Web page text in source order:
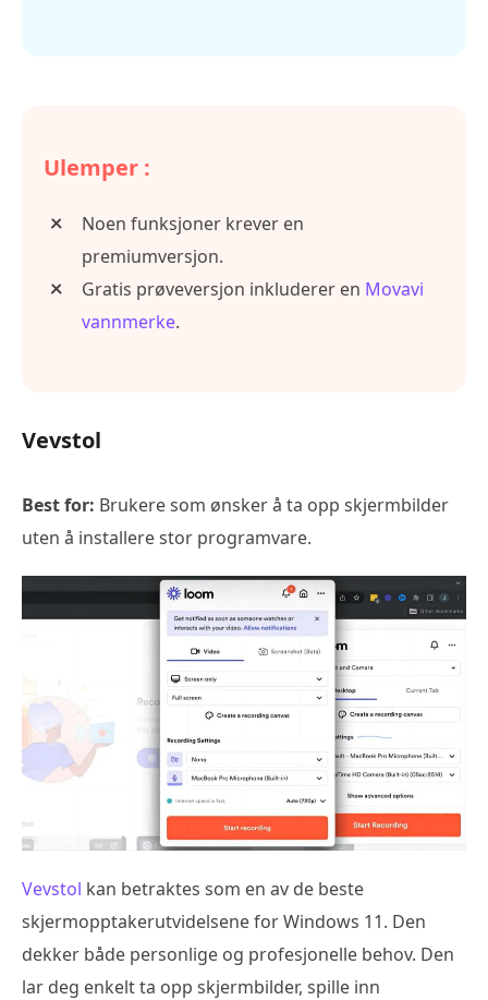
Ulemper :
Noen funksjoner krever en
premiumversjon.
Gratis prøveversjon inkluderer en Movavi
vannmerke.
Vevstol
Best for: Brukere som ønsker å ta opp skjermbilder
uten å installere stor programvare.
Vevstol kan betraktes som en av de beste
skjermopptakerutvidelsene for Windows 11. Den
dekker både personlige og profesjonelle behov. Den
lar deg enkelt ta opp skjermbilder, spille inn